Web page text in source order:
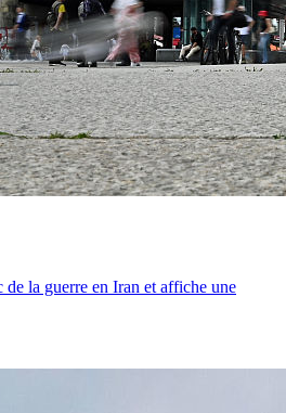
de la guerre en Iran et affiche une